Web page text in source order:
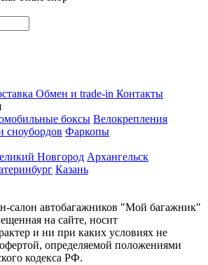
Обмен и trade-in Контакты
боксы Велокрепления
сноубордов Фаркопы
Новгород Архангельск
Казань
салон автобагажников "Мой багажник"
на сайте, носит
и ни при каких условиях не
определяемой положениями
кодекса РФ.